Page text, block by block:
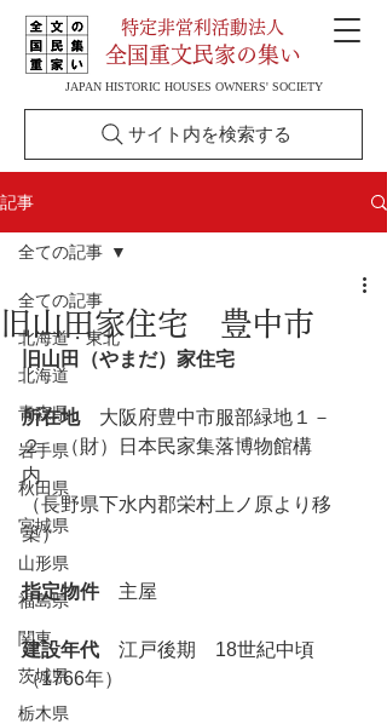
特定非営利活動法人
全国重文民家の集い
JAPAN HISTORIC HOUSES OWNERS' SOCIETY
サイト内を検索する
記事
全ての記事
北海道・東北
北海道
青森県
岩手県
秋田県
宮城県
山形県
福島県
関東
茨城県
栃木県
全ての記事
旧山田家住宅 豊中市
旧山田（やまだ）家住宅
所在地 大阪府豊中市服部緑地１－
２　（財）日本民家集落博物館構
内
（長野県下水内郡栄村上ノ原より移
築）
指定物件 主屋
建設年代 江戸後期　18世紀中頃
（1766年）